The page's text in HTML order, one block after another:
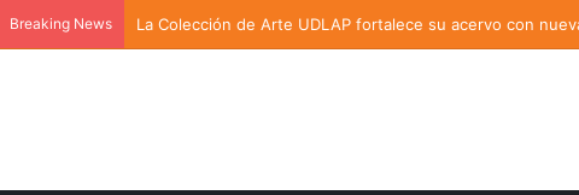
Breaking News La Colección de Arte UDLAP fortalece su acervo con